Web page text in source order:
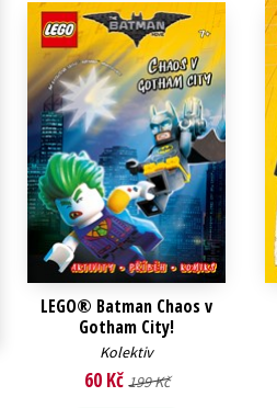
Young adult (SK)
Zahraniční
Všechny
LEGO® Batman Chaos v
Gotham City!
Kolektiv
60 Kč 199 Kč